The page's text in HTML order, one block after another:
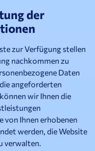
der
zur Verfügung stellen
nachkommen zu
Daten
angeforderten
wir Ihnen die
von Ihnen erhobenen
werden, die Website
verwalten.